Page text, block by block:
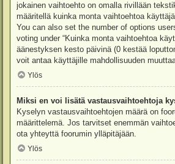
jokainen vaihtoehto on omalla rivillään
määritellä kuinka monta vaihtoehtoa
You can also set the number of options
voting under “Kuinka monta vaihtoehtoa
äänestyksen kesto päivinä (0 kestää
voit antaa käyttäjille mahdollisuuden
Ylös
Miksi en voi lisätä vastausvaihtoehtoja
Kyselyn vastausvaihtoehtojen määrä on
määrittelemä. Jos tarvitset enemmän
ota yhteyttä foorumin ylläpitäjään.
Ylös